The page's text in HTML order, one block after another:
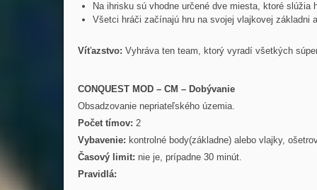
Na ihrisku sú vhodne určené dve miesta, ktoré slúžia
Všetci hráči začínajú hru na svojej vlajkovej základni
Víťazstvo: Vyhráva ten team, ktorý vyradí všetkých
CONQUEST MOD – CM – Dobývanie
Obsadzovanie nepriateľského územia.
Počet tímov: 2
Vybavenie: kontrolné body(základne) alebo vlajky,
Časový limit: nie je, prípadne 30 minút.
Pravidlá: